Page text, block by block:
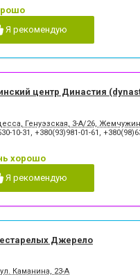
Я рекомендую
центр Династия
Генуэзская, 3-А/26,
10-31 , +380(93)981-01-61 ,
хорошо
Я рекомендую
Джерело
Каманина, 23-А